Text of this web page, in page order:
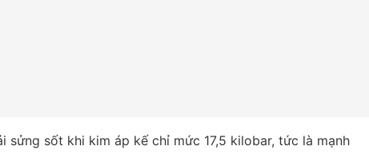
sửng sốt khi kim áp kế chỉ mức 17,5 kilobar, tức là mạnh